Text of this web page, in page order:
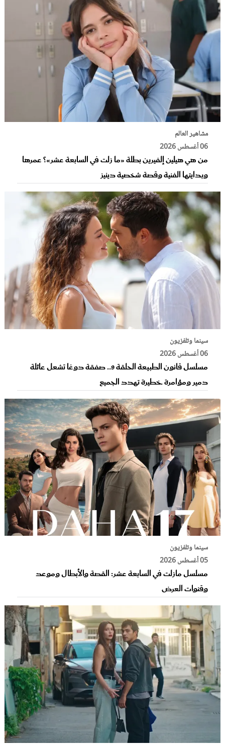
مشاهير العالم
06 أغسطس 2026
من هي هيلين إلفيرين بطلة «ما زلت في السابعة عشر»؟ عمرها
وبدايتها الفنية وقصة شخصية دينيز
سينما وتلفزيون
06 أغسطس 2026
مسلسل قانون الطبيعة الحلقة 9.. صفقة دوغا تشعل عائلة
دمير ومؤامرة خطيرة تهدد الجميع
سينما وتلفزيون
05 أغسطس 2026
مسلسل مازلت في السابعة عشر: القصة والأبطال وموعد
وقنوات العرض